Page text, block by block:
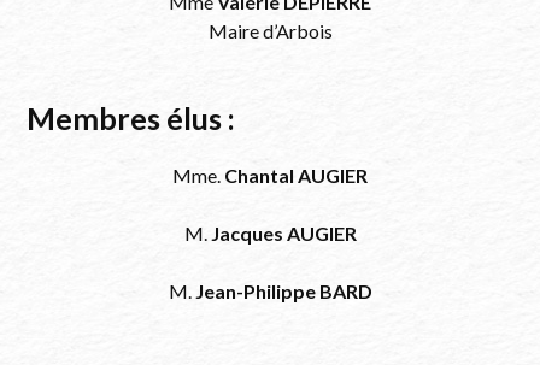
Maire d’Arbois
Membres élus :
Mme. Chantal AUGIER
M. Jacques AUGIER
M.Jean-Philippe BARD